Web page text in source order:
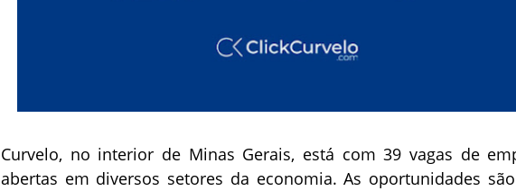
Curvelo, no interior de Minas Gerais, está com 39 vagas de
abertas em diversos setores da economia. As oportunidades